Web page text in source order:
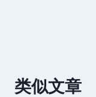
类似文章